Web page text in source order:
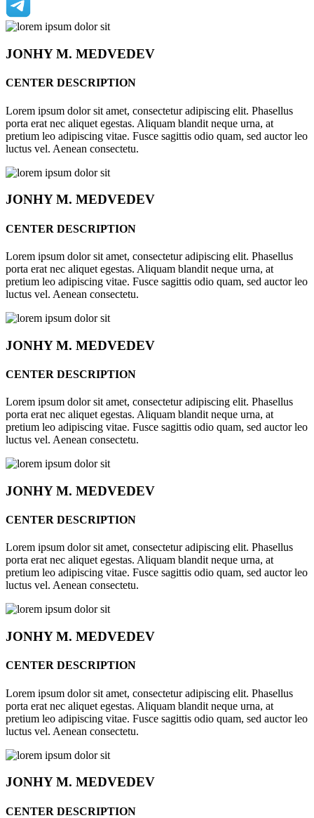
JONHYM. MEDVEDEV
CENTER DESCRIPTION
Lorem ipsum dolor sit amet, consectetur adipiscing elit. Phasellus
porta erat nec aliquet egestas. Aliquam blandit neque urna, at
pretium leo adipiscing vitae. Fusce sagittis odio quam, sed auctor leo
luctus vel. Aenean consectetu.
JONHYM. MEDVEDEV
CENTER DESCRIPTION
Lorem ipsum dolor sit amet, consectetur adipiscing elit. Phasellus
porta erat nec aliquet egestas. Aliquam blandit neque urna, at
pretium leo adipiscing vitae. Fusce sagittis odio quam, sed auctor leo
luctus vel. Aenean consectetu.
JONHYM. MEDVEDEV
CENTER DESCRIPTION
Lorem ipsum dolor sit amet, consectetur adipiscing elit. Phasellus
porta erat nec aliquet egestas. Aliquam blandit neque urna, at
pretium leo adipiscing vitae. Fusce sagittis odio quam, sed auctor leo
luctus vel. Aenean consectetu.
JONHYM. MEDVEDEV
CENTER DESCRIPTION
Lorem ipsum dolor sit amet, consectetur adipiscing elit. Phasellus
porta erat nec aliquet egestas. Aliquam blandit neque urna, at
pretium leo adipiscing vitae. Fusce sagittis odio quam, sed auctor leo
luctus vel. Aenean consectetu.
JONHYM. MEDVEDEV
CENTER DESCRIPTION
Lorem ipsum dolor sit amet, consectetur adipiscing elit. Phasellus
porta erat nec aliquet egestas. Aliquam blandit neque urna, at
pretium leo adipiscing vitae. Fusce sagittis odio quam, sed auctor leo
luctus vel. Aenean consectetu.
JONHYM. MEDVEDEV
CENTER DESCRIPTION